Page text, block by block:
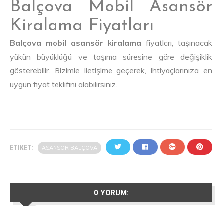
Balçova Mobil Asansör
Kiralama Fiyatları
Balçova mobil asansör kiralama fiyatları, taşınacak
yükün büyüklüğü ve taşıma süresine göre değişiklik
gösterebilir. Bizimle iletişime geçerek, ihtiyaçlarınıza en
uygun fiyat teklifini alabilirsiniz.
ETIKET: ASANSÖR BALÇOVA
0 YORUM: